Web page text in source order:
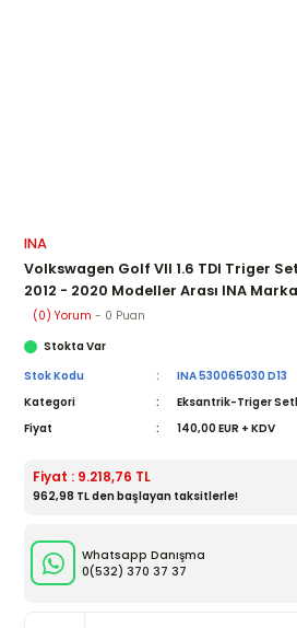
INA
Volkswagen Golf VII 1.6 TDI Triger
2012 - 2020 Modeller Arası INA
(0) Yorum - 0 Puan
Stokta Var
Stok Kodu
INA 530065030 D13
Kategori
Eksantrik-Triger
Fiyat
140,00 EUR + KDV
Fiyat : 9.218,76 TL
962,98 TL den başlayan taksitlerle!
Whatsapp Danışma
0(532) 370 37 37